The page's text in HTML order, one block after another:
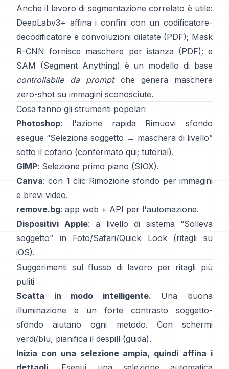
Anche il lavoro di segmentazione correlato è utile:
DeepLabv3+ affina i confini con un codificatore-
decodificatore e convoluzioni dilatate (PDF); Mask
R-CNN fornisce maschere per istanza (PDF); e
SAM (Segment Anything) è un modello di base
controllabile da promptche genera maschere
zero-shot su immagini sconosciute.
Cosa fanno gli strumenti popolari
Photoshop: l'azione rapida Rimuovi sfondo
esegue “Seleziona soggetto → maschera di livello”
sotto il cofano (confermato qui; tutorial).
GIMP: Selezione primo piano (SIOX).
Canva: con 1 clic Rimozione sfondo per immagini
e brevi video.
remove.bg: app web + API per l'automazione.
Dispositivi Apple: a livello di sistema “Solleva
soggetto” in Foto/Safari/Quick Look (ritagli su
iOS).
Suggerimenti sul flusso di lavoro per ritagli più
puliti
Scatta in modo intelligente. Una buona
illuminazione e un forte contrasto soggetto-
sfondo aiutano ogni metodo. Con schermi
verdi/blu, pianifica il despill (guida).
Inizia con una selezione ampia, quindi affina i